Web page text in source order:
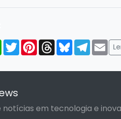
WhatsApp
TwitterPinterestThreadsBluesky
em tecnologia e